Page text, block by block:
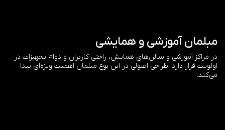
مبلمان آموزشی و همایشی
در مراکز آموزشی و سالن‌های همایش، راحتی کاربران و دوام تجهیزات در
اولویت قرار دارد. طراحی اصولی در این نوع مبلمان اهمیت ویژه‌ای پیدا
می‌کند.